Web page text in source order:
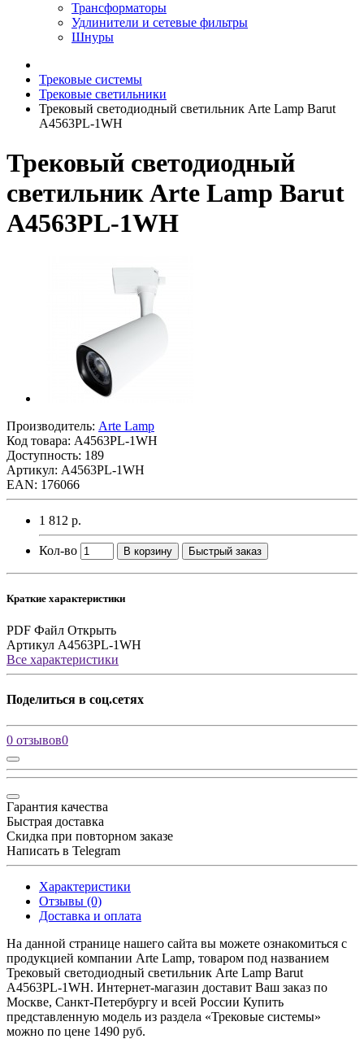
Трансформаторы
Удлинители и сетевые фильтры
Шнуры
Трековые системы
Трековые светильники
Трековый светодиодный светильник Arte Lamp Barut
A4563PL-1WH
Трековый светодиодный
светильник Arte Lamp Barut
A4563PL-1WH
Производитель: Arte Lamp
Код товара: A4563PL-1WH
Доступность: 189
Артикул: A4563PL-1WH
EAN: 176066
1 812 р.
Кол-во В корзину Быстрый заказ
Краткие характеристики
PDF Файл Открыть
Артикул A4563PL-1WH
Все характеристики
Поделиться в соц.сетях
0 отзывов0
Гарантия качества
Быстрая доставка
Скидка при повторном заказе
Написать в Telegram
Характеристики
Отзывы (0)
Доставка и оплата
На данной странице нашего сайта вы можете ознакомиться с
продукцией компании Arte Lamp, товаром под названием
Трековый светодиодный светильник Arte Lamp Barut
A4563PL-1WH. Интернет-магазин доставит Ваш заказ по
Москве, Санкт-Петербургу и всей России Купить
представленную модель из раздела «Трековые системы»
можно по цене 1490 руб.